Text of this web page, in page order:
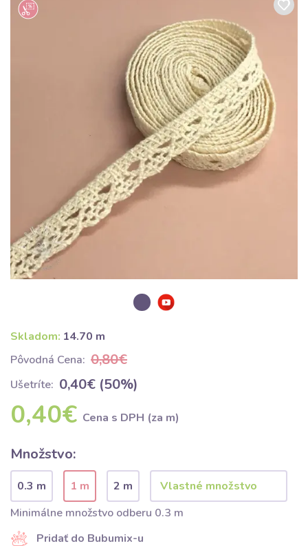
Skladom: 14.70 m
Pôvodná Cena: 0,80€
Ušetríte: 0,40€ (50%)
0,40€ Cena s DPH (za m)
Množstvo:
0.3 m 1 m
2 m
Minimálne množstvo odberu 0.3 m
Pridať do Bubumix-u